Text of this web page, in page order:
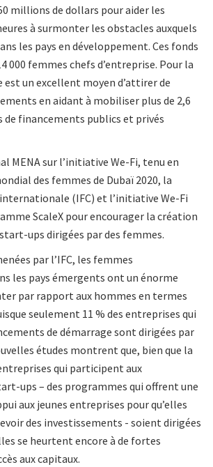
millions de dollars pour aider les
à surmonter les obstacles auxquels
les pays en développement. Ces fonds
000 femmes chefs d’entreprise. Pour la
un excellent moyen d’attirer de
en aidant à mobiliser plus de 2,6
de financements publics et privés
MENA sur l’initiative We-Fi, tenu en
des femmes de Dubaï 2020, la
(IFC) et l’initiative We-Fi
ScaleX pour encourager la création
ups dirigées par des femmes.
par l’IFC, les femmes
les pays émergents ont un énorme
par rapport aux hommes en termes
seulement 11 % des entreprises qui
de démarrage sont dirigées par
études montrent que, bien que la
qui participent aux
ups – des programmes qui offrent une
aux jeunes entreprises pour qu’elles
des investissements - soient dirigées
se heurtent encore à de fortes
aux capitaux.